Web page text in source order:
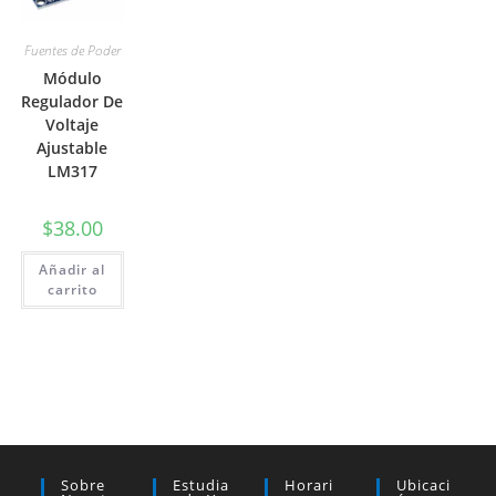
Fuentes de Poder
Módulo
Regulador De
Voltaje
Ajustable
LM317
$38.00
Añadir al
carrito
Sobre Estudia Horari Ubicaci